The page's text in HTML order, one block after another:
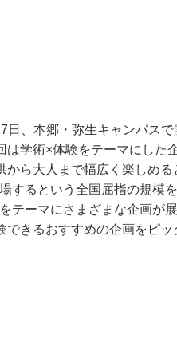
、本郷・弥生キャンパスで
は学術×体験をテーマにした
ら大人まで幅広く楽しめる
するという全国屈指の規模
テーマにさまざまな企画が
きるおすすめの企画をピッ